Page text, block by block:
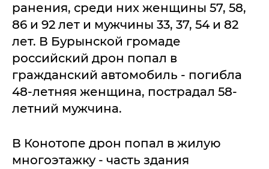
ранения, среди них женщины 57, 58,
86 и 92 лет и мужчины 33, 37, 54 и 82
лет. В Бурынской громаде
российский дрон попал в
гражданский автомобиль - погибла
48-летняя женщина, пострадал 58-
летний мужчина.
В Конотопе дрон попал в жилую
многоэтажку - часть здания